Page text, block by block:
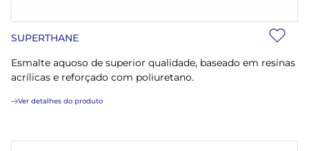
SUPERTHANE
Esmalte aquoso de superior qualidade, baseado em resinas
acrílicas e reforçado com poliuretano.
Ver detalhes do produto